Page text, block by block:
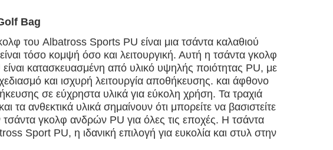
Bag
του Albatross Sports PU είναι μια τσάντα καλαθιού
τόσο κομψή όσο και λειτουργική. Αυτή η τσάντα γκολφ
κατασκευασμένη από υλικό υψηλής ποιότητας PU, με
και ισχυρή λειτουργία αποθήκευσης. και άφθονο
σε εύχρηστα υλικά για εύκολη χρήση. Τα τραχιά
τα ανθεκτικά υλικά σημαίνουν ότι μπορείτε να βασιστείτε
τσάντα γκολφ ανδρών PU για όλες τις εποχές. Η τσάντα
Sport PU, η ιδανική επιλογή για ευκολία και στυλ στην